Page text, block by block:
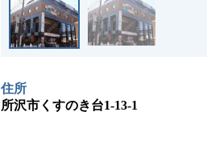
住所
所沢市くすのき台1-13-1